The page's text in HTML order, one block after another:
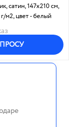
сатин, 147х210 см,
м2, цвет - белый